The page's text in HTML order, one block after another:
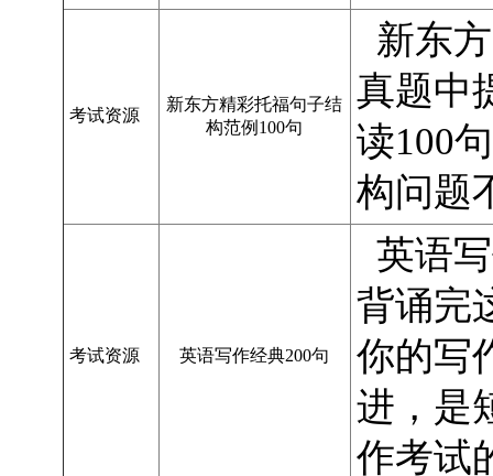
考试资源
新东方精彩托福句子结
构范例100句
新东
真题中
读100
构问题
考试资源 英语写作经典200句
英语
背诵完
你的写
进，是
作考试